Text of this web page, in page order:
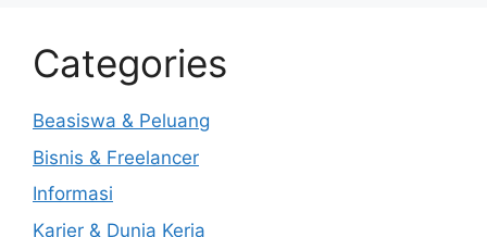
Categories
Beasiswa & Peluang
Bisnis & Freelancer
Informasi
Karier & Dunia Kerja